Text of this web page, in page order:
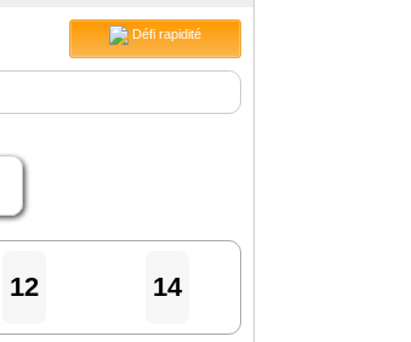
Défi rapidité
12 14